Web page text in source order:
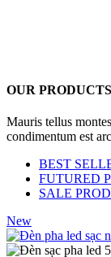
OUR PRODUCTS
Mauris tellus
condimentum est
BEST
FUTURED
SALE
New